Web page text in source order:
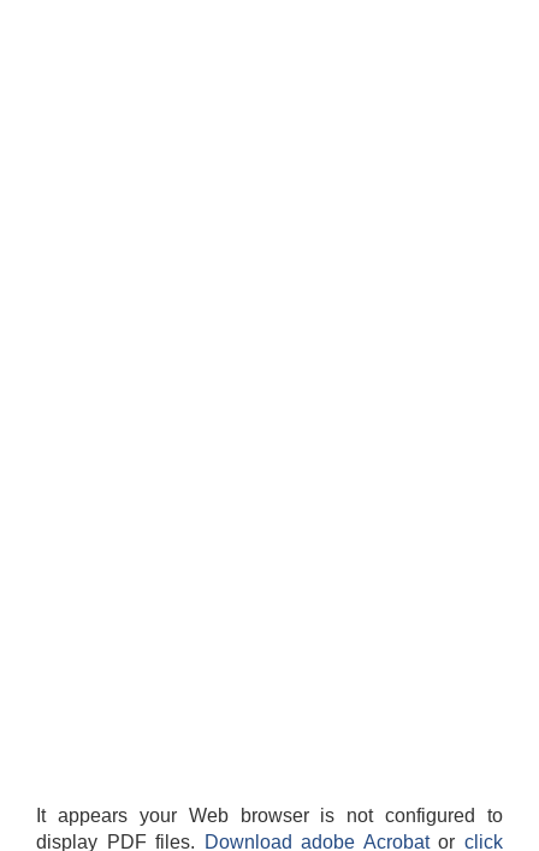
It appears your Web browser is not configured to
display PDF files.
Download adobe Acrobatorclick